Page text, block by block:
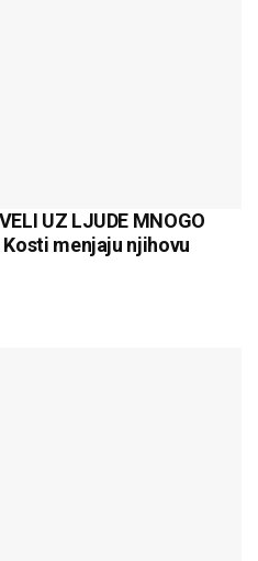
UZ LJUDE MNOGO
Kosti menjaju njihovu